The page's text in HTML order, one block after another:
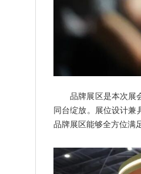
品牌展区是本次展
同台绽放。展位设计兼
品牌展区能够全方位满